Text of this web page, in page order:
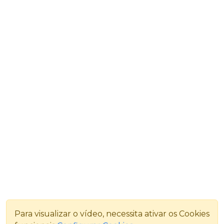
Para visualizar o vídeo, necessita ativar os Cookies